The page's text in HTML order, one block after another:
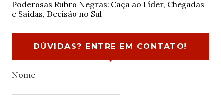
Poderosas Rubro Negras: Caça ao Líder, Chegadas
e Saídas, Decisão no Sul
DÚVIDAS? ENTRE EM CONTATO!
Nome